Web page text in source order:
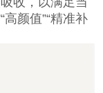
高颜值”“精准补